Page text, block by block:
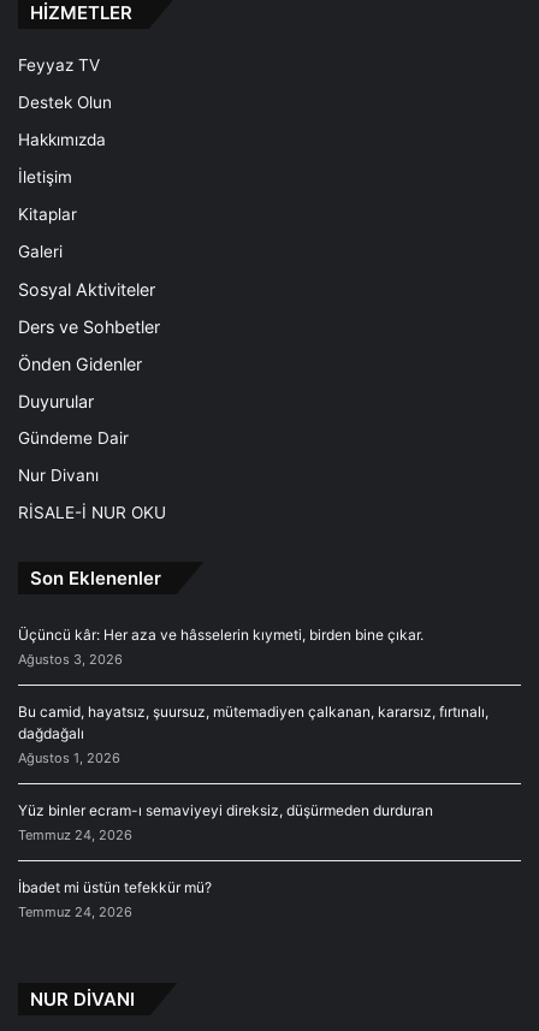
HİZMETLER
Feyyaz TV
Destek Olun
Hakkımızda
İletişim
Kitaplar
Galeri
Sosyal Aktiviteler
Ders ve Sohbetler
Önden Gidenler
Duyurular
Gündeme Dair
Nur Divanı
RİSALE-İ NUR OKU
Son Eklenenler
Üçüncü kâr: Her aza ve hâsselerin kıymeti, birden bine çıkar.
Ağustos 3, 2026
Bu camid, hayatsız, şuursuz, mütemadiyen çalkanan, kararsız, fırtınalı,
dağdağalı
Ağustos 1, 2026
Yüz binler ecram-ı semaviyeyi direksiz, düşürmeden durduran
Temmuz 24, 2026
İbadet mi üstün tefekkür mü?
Temmuz 24, 2026
NUR DİVANI